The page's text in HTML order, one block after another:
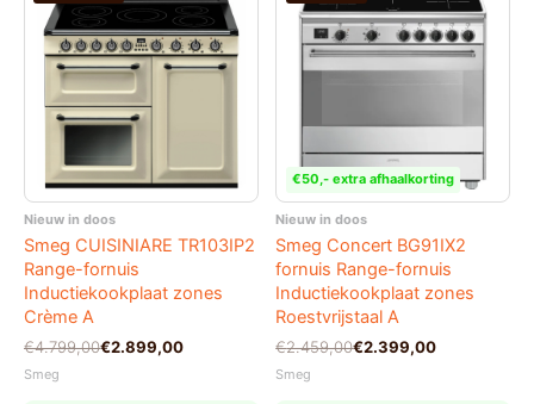
Nieuw in doos
Smeg CUISINIARE TR103IP2
Range-fornuis
Inductiekookplaat zones
Crème A
€4.799,00
Oorspronkelijke
prijs
was:
€2.899,00
Huidige
prijs
Smeg
€50,- extra afhaalkorting
Nieuw in doos
Smeg Concert BG91IX2
fornuis Range-fornuis
Inductiekookplaat zones
Roestvrijstaal A
€2.459,00
Oorspronkelijke
prijs
was:
€2.399,00
Huidige
prijs
Smeg